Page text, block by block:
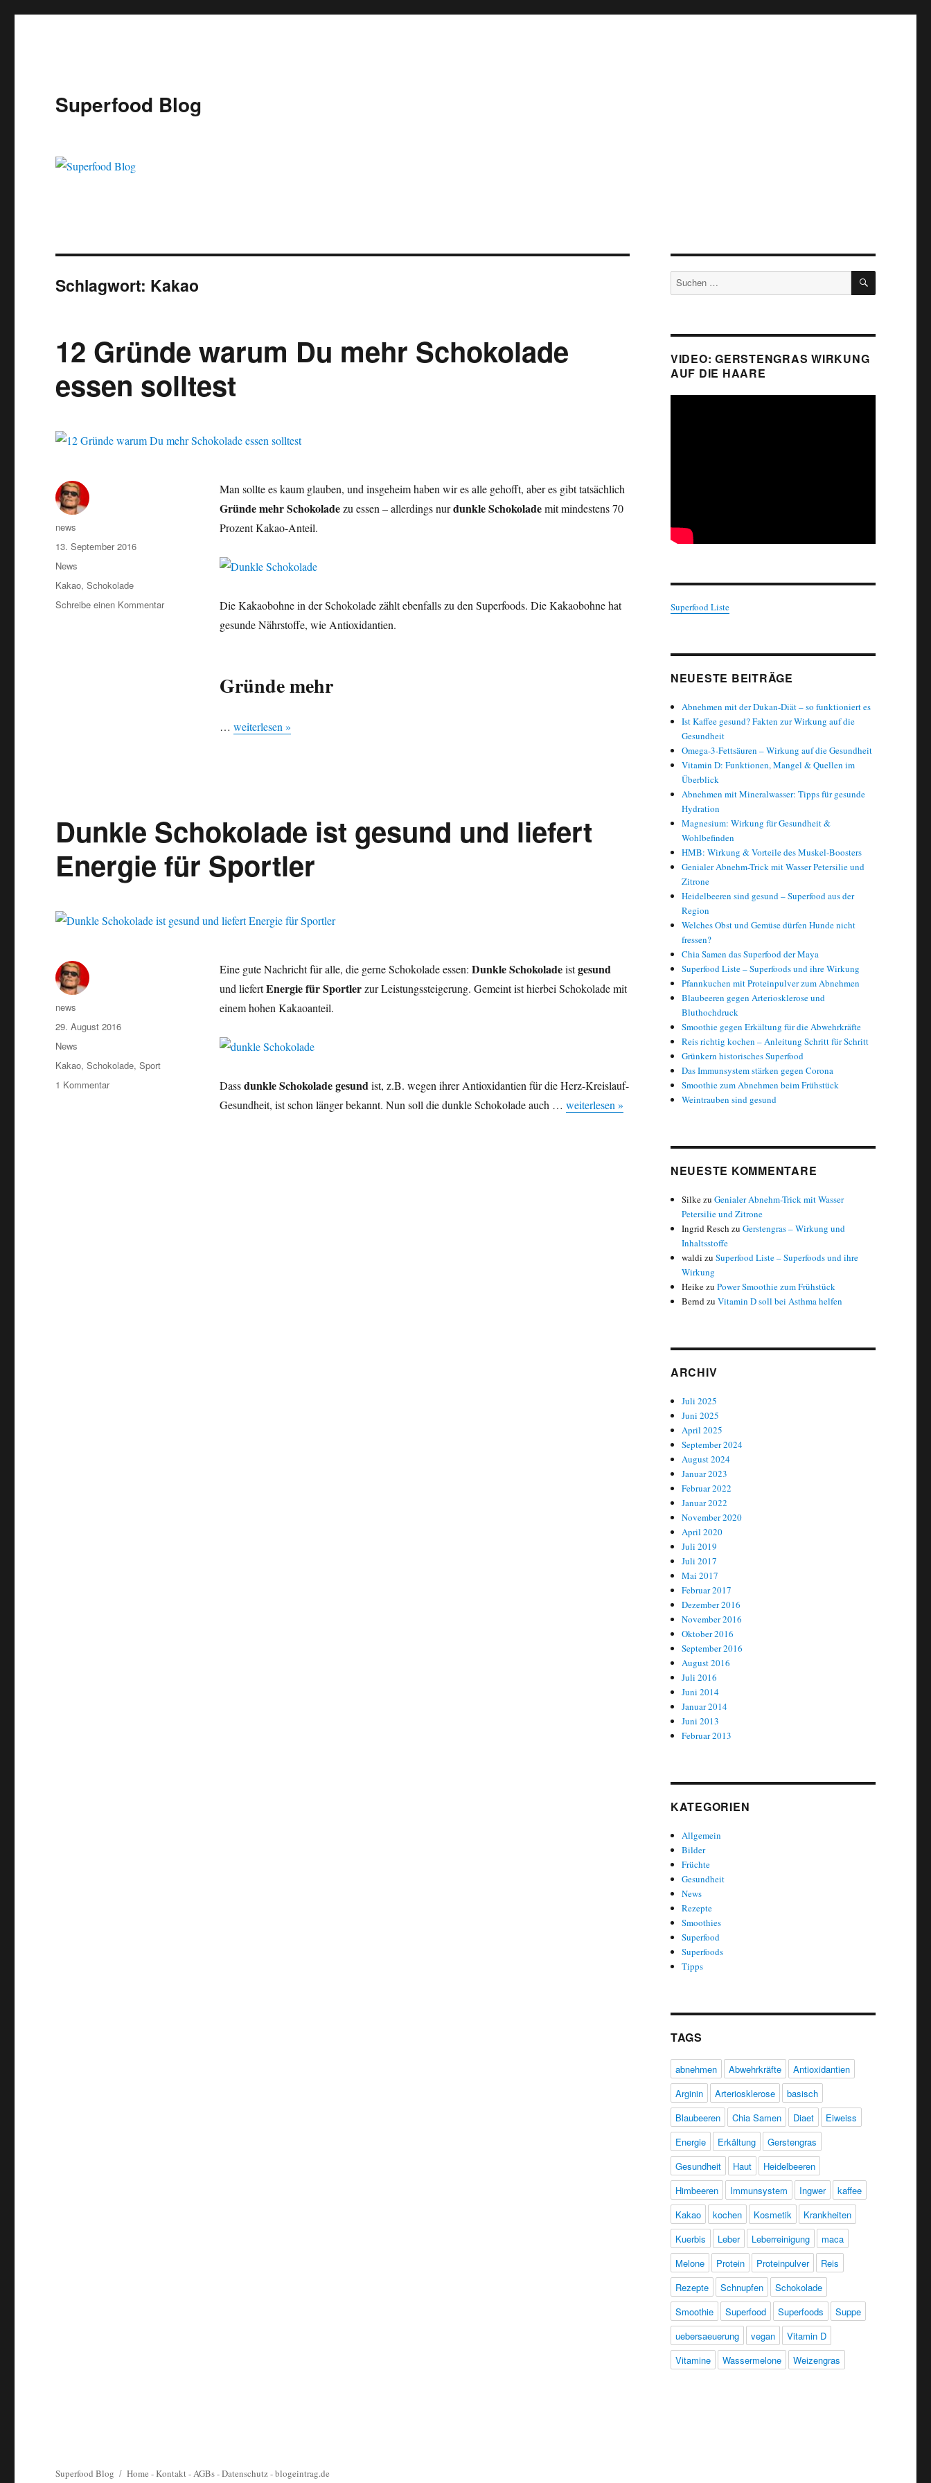
Superfood Blog
Schlagwort: Kakao
12 Gründe warum Du mehr Schokolade
essen solltest
Man sollte es kaum glauben, und insgeheim haben wir es alle gehofft, aber es gibt tatsächlich
Gründe mehr Schokoladezu essen – allerdings nurdunkle Schokolademit mindestens 70
Prozent Kakao-Anteil.
Die Kakaobohne in der Schokolade zählt ebenfalls zu den Superfoods. Die Kakaobohne hat
gesunde Nährstoffe, wie Antioxidantien.
Gründe mehr
… weiterlesen »
Autor
news
Veröffentlicht
am
13. September 2016
Kategorien
News
Schlagwörter
Kakao,Schokolade
Schreibe einen Kommentarzu
Dunkle Schokolade ist gesund und liefert
Energie für Sportler
Eine gute Nachricht für alle, die gerne Schokolade essen: Dunkle Schokoladeistgesund
und liefertEnergie für Sportlerzur Leistungssteigerung. Gemeint ist hierbei Schokolade mit
einem hohen Kakaoanteil.
Dassdunkle Schokolade gesundist, z.B. wegen ihrer Antioxidantien für die Herz-Kreislauf-
Gesundheit, ist schon länger bekannt. Nun soll die dunkle Schokolade auch … weiterlesen »
Autor
news
Veröffentlicht
am
29. August 2016
Kategorien
News
Schlagwörter
Kakao,Schokolade,Sport
1 Kommentarzu
Suche
nach:
SUCHEN
VIDEO: GERSTENGRAS WIRKUNG
AUF DIE HAARE
Superfood Liste
NEUESTE BEITRÄGE
Abnehmen mit der Dukan-Diät – so funktioniert es
Ist Kaffee gesund? Fakten zur Wirkung auf die
Gesundheit
Omega-3-Fettsäuren – Wirkung auf die Gesundheit
Vitamin D: Funktionen, Mangel & Quellen im
Überblick
Abnehmen mit Mineralwasser: Tipps für gesunde
Hydration
Magnesium: Wirkung für Gesundheit &
Wohlbefinden
HMB: Wirkung & Vorteile des Muskel-Boosters
Genialer Abnehm-Trick mit Wasser Petersilie und
Zitrone
Heidelbeeren sind gesund – Superfood aus der
Region
Welches Obst und Gemüse dürfen Hunde nicht
fressen?
Chia Samen das Superfood der Maya
Superfood Liste – Superfoods und ihre Wirkung
Pfannkuchen mit Proteinpulver zum Abnehmen
Blaubeeren gegen Arteriosklerose und
Bluthochdruck
Smoothie gegen Erkältung für die Abwehrkräfte
Reis richtig kochen – Anleitung Schritt für Schritt
Grünkern historisches Superfood
Das Immunsystem stärken gegen Corona
Smoothie zum Abnehmen beim Frühstück
Weintrauben sind gesund
NEUESTE KOMMENTARE
SilkezuGenialer Abnehm-Trick mit Wasser
Petersilie und Zitrone
Ingrid Resch zuGerstengras – Wirkung und
Inhaltsstoffe
waldi zuSuperfood Liste – Superfoods und ihre
Wirkung
HeikezuPower Smoothie zum Frühstück
BerndzuVitamin D soll bei Asthma helfen
ARCHIV
Juli 2025
Juni 2025
April 2025
September 2024
August 2024
Januar 2023
Februar 2022
Januar 2022
November 2020
April 2020
Juli 2019
Juli 2017
Mai 2017
Februar 2017
Dezember 2016
November 2016
Oktober 2016
September 2016
August 2016
Juli 2016
Juni 2014
Januar 2014
Juni 2013
Februar 2013
KATEGORIEN
Allgemein
Bilder
Früchte
Gesundheit
News
Rezepte
Smoothies
Superfood
Superfoods
Tipps
TAGS
abnehmen Abwehrkräfte
Antioxidantien
Arginin
Arteriosklerose
basisch
Blaubeeren
Chia Samen Diaet
Eiweiss
Energie
Erkältung
Gerstengras
Gesundheit
Haut
Heidelbeeren
Himbeeren
Immunsystem Ingwer
kaffee
Kakao
kochen Kosmetik
Krankheiten
Kuerbis
Leber Leberreinigung
maca
Melone
Protein Proteinpulver
Reis
Rezepte
Schnupfen
Schokolade
Smoothie
Superfood Superfoods
Suppe
uebersaeuerung
vegan
Vitamin D
Vitamine
Wassermelone Weizengras
Superfood Blog Home -Kontakt-AGBs-Datenschutz-blogeintrag.de